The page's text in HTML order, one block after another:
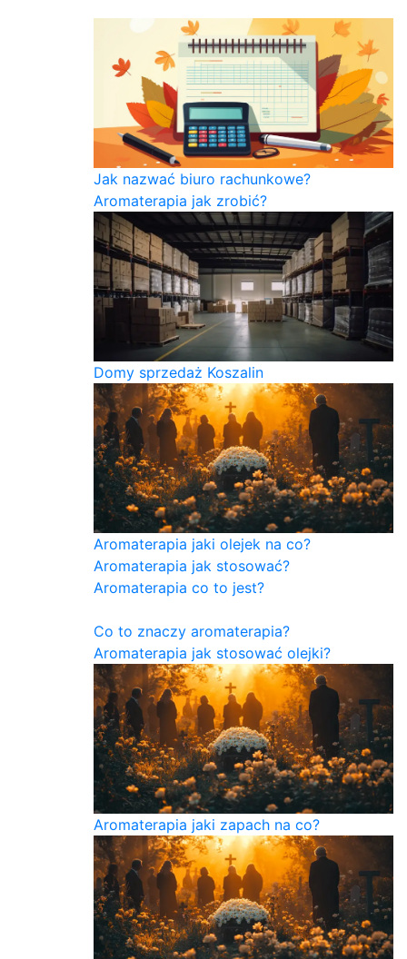
Jak nazwać biuro rachunkowe?
Aromaterapia jak zrobić?
Domy sprzedaż Koszalin
Aromaterapia jaki olejek na co?
Aromaterapia jak stosować?
Aromaterapia co to jest?
Co to znaczy aromaterapia?
Aromaterapia jak stosować olejki?
Aromaterapia jaki zapach na co?